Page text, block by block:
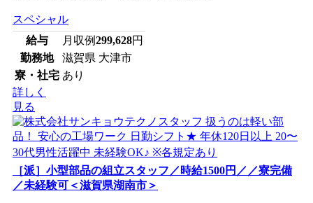
スペシャル
給与
月収例299,628円
勤務地
滋賀県 大津市
寮・社宅 あり
詳しく
見る
［派］小型部品の組立スタッフ／時給1500円／／寮完備
／未経験可＜滋賀県湖南市＞